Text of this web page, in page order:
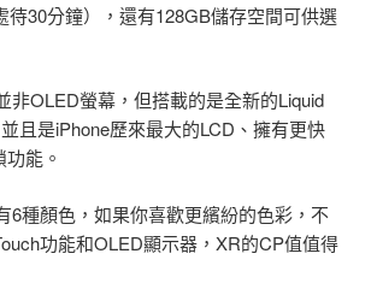
待30分鐘），還有128GB儲存空間可供選
非OLED螢幕，但搭載的是全新的Liquid
且是iPhone歷來最大的LCD、擁有更快
能。
6種顏色，如果你喜歡更繽紛的色彩，不
功能和OLED顯示器，XR的CP值值得